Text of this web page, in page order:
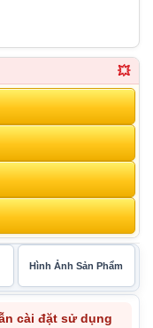
💥
Hình Ảnh Sản Phẩm
cài đặt sử dụng